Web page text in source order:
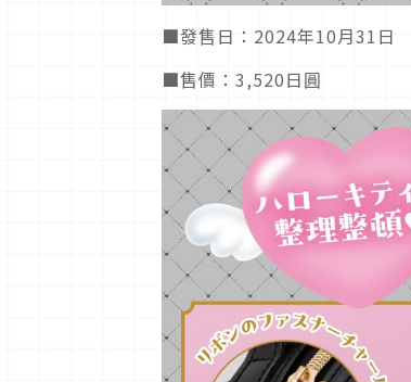
■發售日：2024年10月31日
■售價：3,520日圓